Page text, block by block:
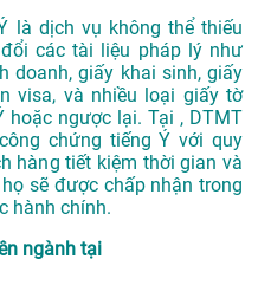
là dịch vụ không thể thiếu
các tài liệu pháp lý như
doanh, giấy khai sinh, giấy
visa, và nhiều loại giấy tờ
hoặc ngược lại. Tại , DTMT
chứng tiếng Ý với quy
hàng tiết kiệm thời gian và
sẽ được chấp nhận trong
hành chính.
ngành tại